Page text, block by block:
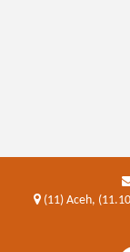
(11) Aceh,